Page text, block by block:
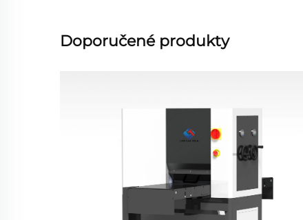
Doporučené produkty